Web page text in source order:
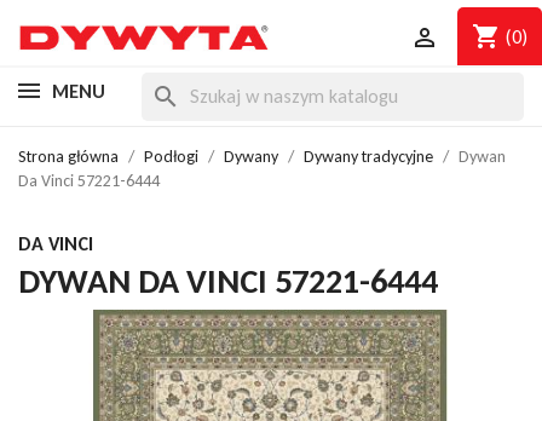
shopping_cart (0)

MENU search
Strona główna Podłogi Dywany Dywany tradycyjne
Dywan
Da Vinci 57221-6444
DA VINCI
DYWAN DA VINCI 57221-6444